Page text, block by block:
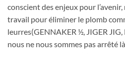
conscient des enjeux pour
travail pour éliminer le plomb
leurres(GENNAKER ½, JIGER
nous ne nous sommes pas arrêté